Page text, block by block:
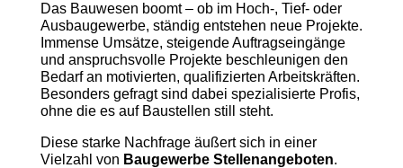
Das Bauwesen boomt – ob im Hoch-, Tief- oder
Ausbaugewerbe, ständig entstehen neue Projekte.
Immense Umsätze, steigende Auftragseingänge
und anspruchsvolle Projekte beschleunigen den
Bedarf an motivierten, qualifizierten Arbeitskräften.
Besonders gefragt sind dabei spezialisierte Profis,
ohne die es auf Baustellen still steht.
Diese starke Nachfrage äußert sich in einer
Vielzahl von Baugewerbe Stellenangeboten.